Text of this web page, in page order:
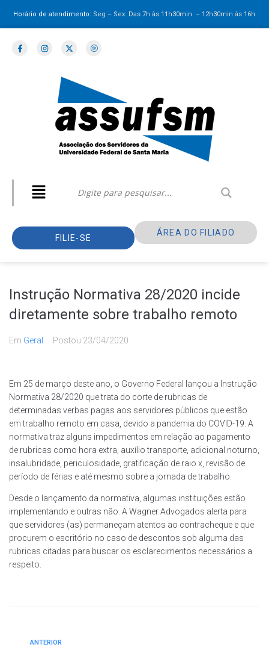
Horário de atendimento: Seg – Sex: Das 7h às 11h30min – 12h30minàs 16h
FILIE-SE
ÁREA DO FILIADO
Instrução Normativa 28/2020 incide
diretamente sobre trabalho remoto
Em Geral Postou 23/04/2020
Em 25 de março deste ano, o Governo Federal lançou a Instrução
Normativa 28/2020 que trata do corte de rubricas de
determinadas verbas pagas aos servidores públicos que estão
em trabalho remoto em casa, devido a pandemia do COVID-19. A
normativa traz alguns impedimentos em relação ao pagamento
de rubricas como hora extra, auxílio transporte, adicional noturno,
insalubridade, periculosidade, gratificação de raio x, revisão de
período de férias e até mesmo sobre a jornada de trabalho.
Desde o lançamento da normativa, algumas instituições estão
implementando e outras não. A Wagner Advogados alerta para
que servidores (as) permaneçam atentos ao contracheque e que
procurem o escritório no caso de descontos sob alguma das
rubricas citadas para buscar os esclarecimentos necessários a
respeito.
ANTERIOR